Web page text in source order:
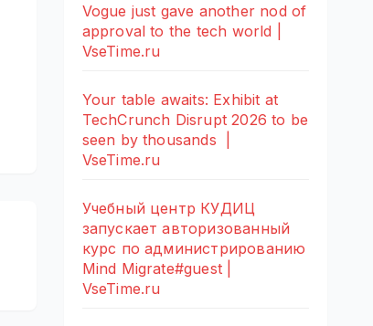
Vogue just gave another nod of
approval to the tech world |
VseTime.ru
Your table awaits: Exhibit at
TechCrunch Disrupt 2026 to be
seen by thousands |
VseTime.ru
Учебный центр КУДИЦ
запускает авторизованный
курс по администрированию
Mind Migrate#guest |
VseTime.ru